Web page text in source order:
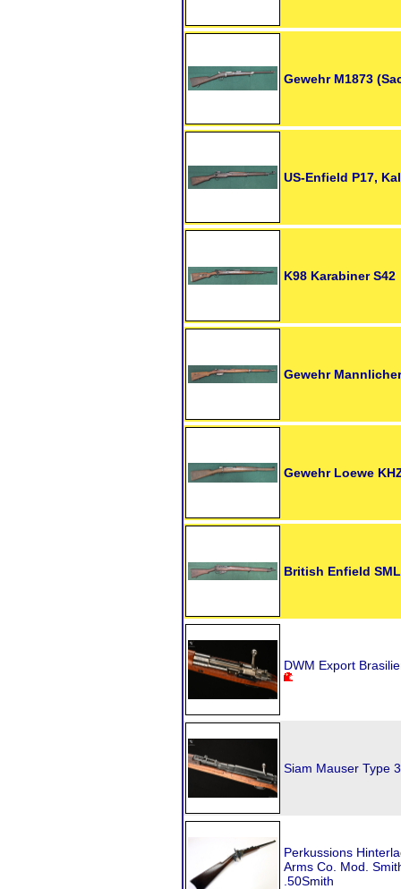
Gewehr M1873
US-Enfield P17,
K98 Karabiner S42
Gewehr
Gewehr Loewe
British Enfield
DWM Export
Siam Mauser Type
Perkussions
Arms Co. Mod.
.50Smith